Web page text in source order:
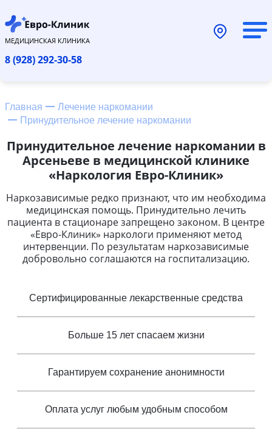
МЕДИЦИНСКАЯ КЛИНИКА
8 (928) 292-30-58
Главная
Лечение наркомании
Принудительное лечение наркомании
Принудительное лечение наркомании в
Арсеньеве в медицинской клинике
«Наркология Евро-Клиник»
Наркозависимые редко признают, что им необходима
медицинская помощь. Принудительно лечить
пациента в стационаре запрещено законом. В центре
«Евро-Клиник» наркологи применяют метод
интервенции. По результатам наркозависимые
добровольно соглашаются на госпитализацию.
Сертифицированные лекарственные средства
Больше 15 лет спасаем жизни
Гарантируем сохранение анонимности
Оплата услуг любым удобным способом